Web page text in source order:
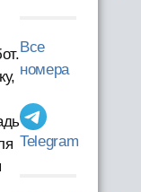
Все
номера
Telegram